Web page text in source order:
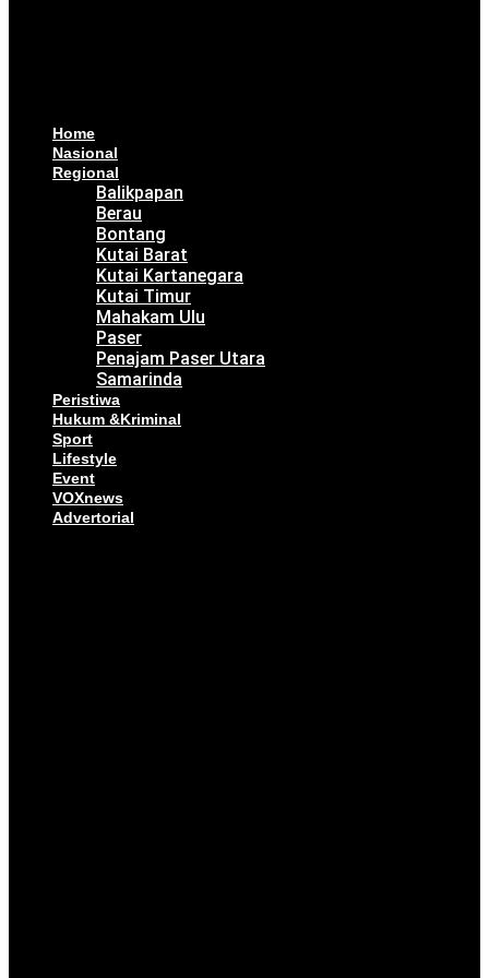
Home
Nasional
Regional
Balikpapan
Berau
Bontang
Kutai Barat
Kutai Kartanegara
Kutai Timur
Mahakam Ulu
Paser
Penajam Paser Utara
Samarinda
Peristiwa
Hukum &Kriminal
Sport
Lifestyle
Event
VOXnews
Advertorial